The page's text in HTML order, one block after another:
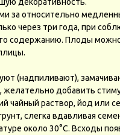
за относительно
через три года, при
содержанию. Плоды
(надпиливают),
желательно добавить
чайный раствор, йод или
слегка вдавливая
около 30°С. Всходы